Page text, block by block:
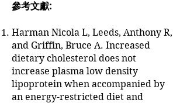
參考文獻:
Harman Nicola L, Leeds, Anthony R,
and Griffin, Bruce A. Increased
dietary cholesterol does not
increase plasma low density
lipoprotein when accompanied by
an energy-restricted diet and